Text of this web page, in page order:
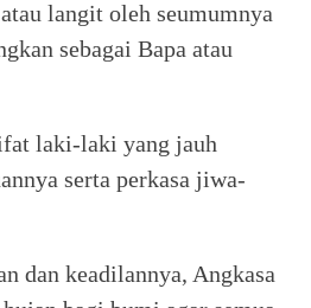
langit oleh seumumnya
sebagai Bapa atau
laki-laki yang jauh
serta perkasa jiwa-
dan keadilannya, Angkasa